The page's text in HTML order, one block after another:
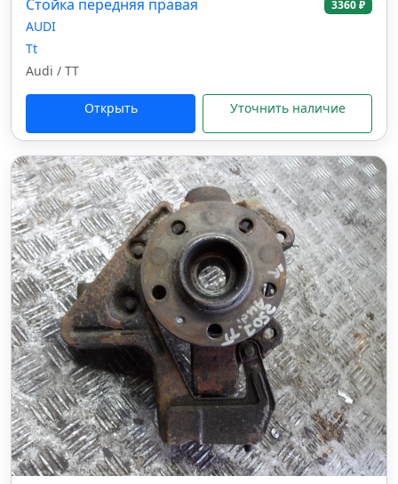
Стойка передняя правая 3360 ₽
AUDI
Tt
Audi / TT
Открыть Уточнить наличие